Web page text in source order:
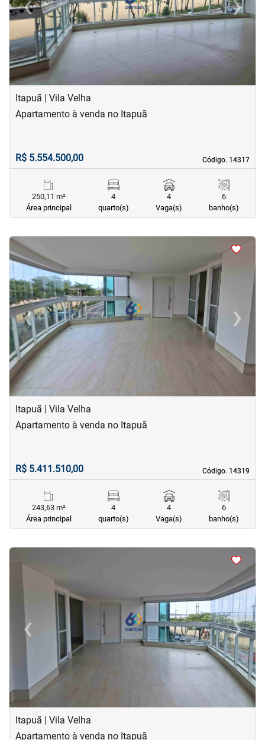
Previous Next
Itapuã | Vila Velha
Código. 14317
Código. 14317
Apartamento à venda no Itapuã
R$ 5.554.500,00
250,11 m²
Área principal
4
quarto(s)
4
Vaga(s)
6
banho(s)
<<<
‹Previous ›Next
Itapuã | Vila Velha
Código. 14319
Código. 14319
Apartamento à venda no Itapuã
R$ 5.411.510,00
243,63 m²
Área principal
4
quarto(s)
4
Vaga(s)
6
banho(s)
<
‹Previous ›Next
Itapuã | Vila Velha
Apartamento à venda no Itapuã